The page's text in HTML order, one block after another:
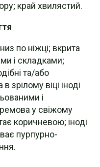
край хвилястий.
по ніжці; вкрита
і складками;
та/або
зрілому віці іноді
і
у свіжому
коричневою; іноді
пурпурно-